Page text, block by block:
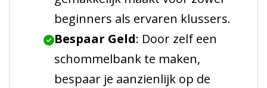
beginners als ervaren klussers.
Bespaar Geld: Door zelf een
schommelbank te maken,
bespaar je aanzienlijk op de